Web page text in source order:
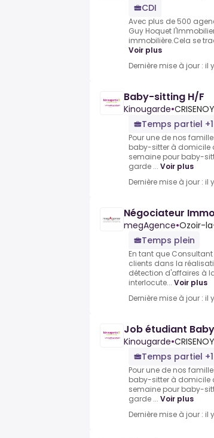
CDI
Avec plus de 500
Guy Hoquet
immobilière.Cela se
Voir plus
Dernière mise à jour : il
Baby-sitting H/F
Kinougarde•
Temps partiel +1
Pour une de nos
baby-sitter à domicile
semaine pour baby-
garde ... Voir plus
Dernière mise à jour : il
Négociateur
megAgence•Ozoir-
Temps plein
En tant que
clients dans la
détection d'affaires à
interlocute... Voir plus
Dernière mise à jour : il
Job étudiant
Kinougarde•
Temps partiel +1
Pour une de nos
baby-sitter à domicile
semaine pour baby-
garde ... Voir plus
Dernière mise à jour : il